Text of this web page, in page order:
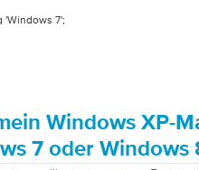
'Windows 7';
Windows XP-
7 oder Windows